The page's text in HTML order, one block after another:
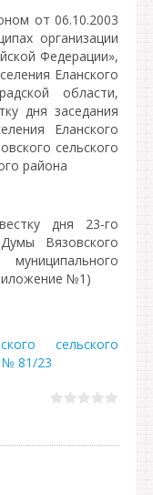
от 06.10.2003
организации
Федерации»,
Еланского
области,
дня заседания
Еланского
сельского
района
дня 23-го
Вязовского
муниципального
№1)
сельского
№ 81/23